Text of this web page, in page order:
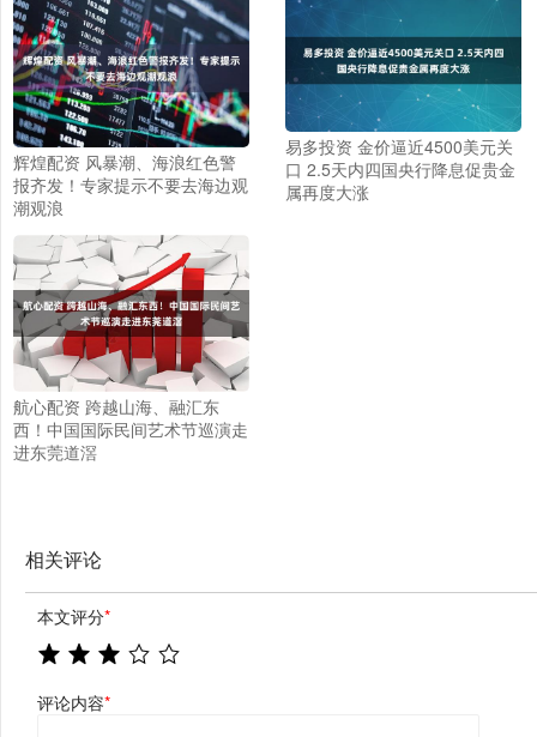
辉煌配资 风暴潮、海浪红色警
报齐发！专家提示不要去海边观
潮观浪
易多投资 金价逼近4500美元关
口 2.5天内四国央行降息促贵金
属再度大涨
航心配资 跨越山海、融汇东
西！中国国际民间艺术节巡演走
进东莞道滘
相关评论
本文评分*
评论内容*